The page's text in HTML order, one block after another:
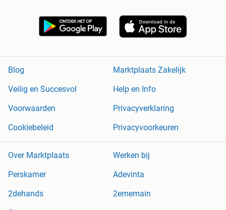
Blog
Marktplaats Zakelijk
Veilig en Succesvol
Help en Info
Voorwaarden
Privacyverklaring
Cookiebeleid
Privacyvoorkeuren
Over Marktplaats
Werken bij
Perskamer
Adevinta
2dehands
2ememain